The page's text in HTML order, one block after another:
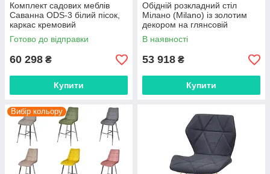
Комплект садових меблів
Саванна ODS-3 білий пісок,
каркас кремовий
(журнальний столик,
двомісний диван і два крісла)
Готово до відправки
60 298 ₴
Купити
Обідній розкладний стіл
Мілано (Milano) із золотим
декором на глянсовій
стільниці та нозі 180-220-
260х95 см
В наявності
53 918 ₴
Купити
Вибір кольору